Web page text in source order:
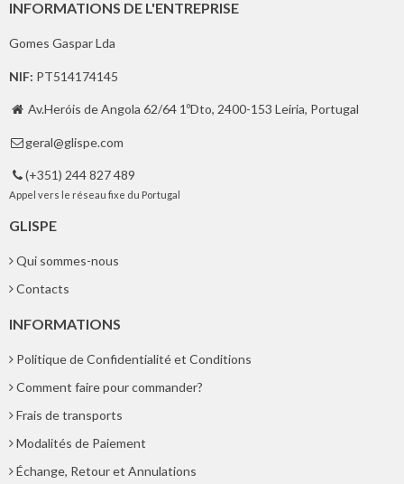
INFORMATIONS DE L'ENTREPRISE
Gomes Gaspar Lda
NIF: PT514174145
 Av.Heróis de Angola 62/64 1ºDto, 2400-153 Leiria, Portugal
 geral@glispe.com
 (+351) 244 827 489
Appel vers le réseau fixe du Portugal
GLISPE
Qui sommes-nous
Contacts
INFORMATIONS
Politique de Confidentialité et Conditions
Comment faire pour commander?
Frais de transports
Modalités de Paiement
Échange, Retour et Annulations